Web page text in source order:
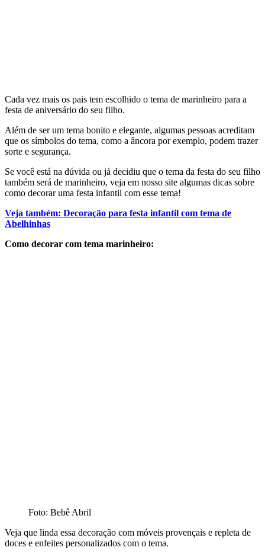
Cada vez mais os pais tem escolhido o tema de marinheiro para a
festa de aniversário do seu filho.
Além de ser um tema bonito e elegante, algumas pessoas acreditam
que os símbolos do tema, como a âncora por exemplo, podem trazer
sorte e segurança.
Se você está na dúvida ou já decidiu que o tema da festa do seu filho
também será de marinheiro, veja em nosso site algumas dicas sobre
como decorar uma festa infantil com esse tema!
Veja também: Decoração para festa infantil com tema de
Abelhinhas
Como decorar com tema marinheiro:
Foto: Bebê Abril
Veja que linda essa decoração com móveis provençais e repleta de
doces e enfeites personalizados com o tema.